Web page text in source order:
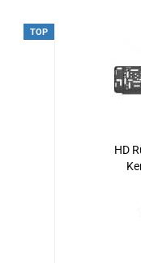
TOP
HD